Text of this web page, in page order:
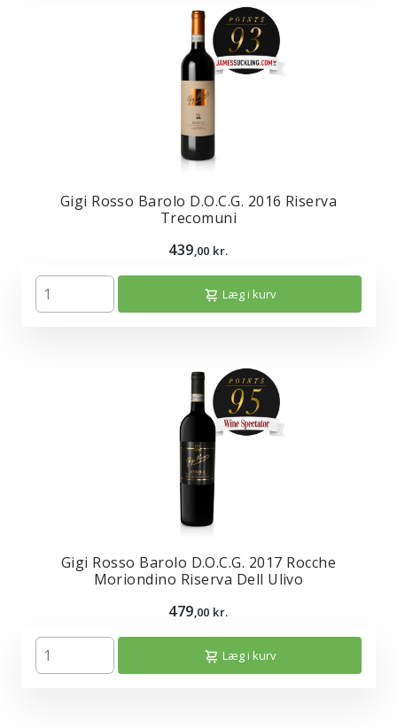
Gigi Rosso Barolo D.O.C.G. 2016 Riserva
Trecomuni
439,00 kr.
Læg i kurv
Gigi Rosso Barolo D.O.C.G. 2017 Rocche
Moriondino Riserva Dell Ulivo
479,00 kr.
Læg i kurv